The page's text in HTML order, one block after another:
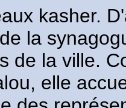
kasher.
la
de la ville.
elle